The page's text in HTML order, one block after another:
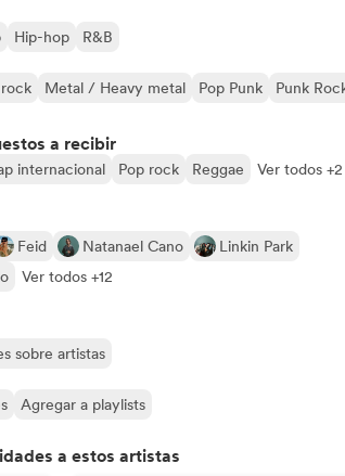
Hip-hop R&B
Metal / Heavy metal Pop Punk
Punk
a recibir
internacional Pop rock Reggae Ver todos +2
Feid Natanael Cano
Linkin Park
Ver todos +12
sobre artistas
Agregar a playlists
a estos artistas